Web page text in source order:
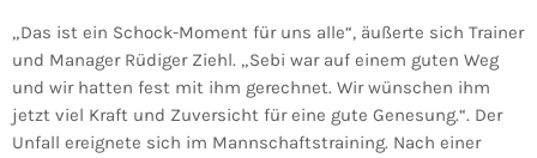
„Das ist ein Schock-Moment für uns alle“, äußerte sich Trainer
und Manager Rüdiger Ziehl. „Sebi war auf einem guten Weg
und wir hatten fest mit ihm gerechnet. Wir wünschen ihm
jetzt viel Kraft und Zuversicht für eine gute Genesung.“. Der
Unfall ereignete sich im Mannschaftstraining. Nach einer